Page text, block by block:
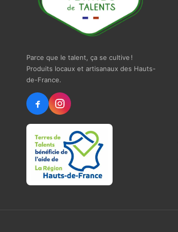
Parce que le talent, ça se cultive !
Produits locaux et artisanaux des Hauts-
de-France.